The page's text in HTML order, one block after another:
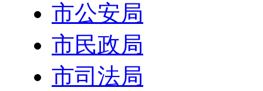
市公安局
市民政局
市司法局